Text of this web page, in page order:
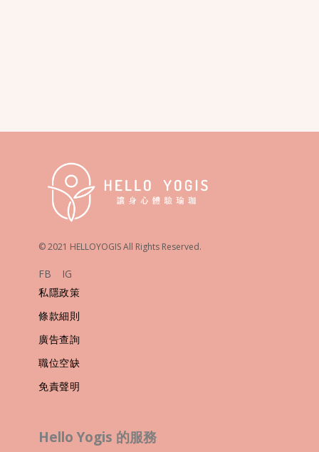
© 2021 HELLOYOGIS All Rights Reserved.
FB
IG
私隱政策
條款細則
廣告查詢
職位空缺
免責聲明
Hello Yogis 的服務